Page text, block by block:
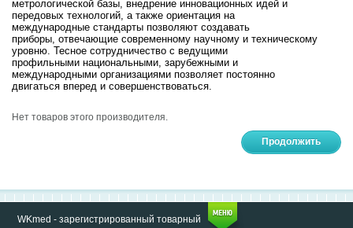
метрологической базы, внедрение инновационных идей и
передовых технологий, а также ориентация на
международные стандарты позволяют создавать
приборы, отвечающие современному научному и техническому
уровню. Тесное сотрудничество с ведущими
профильными национальными, зарубежными и
международными организациями позволяет постоянно
двигаться вперед и совершенствоваться.
Нет товаров этого производителя.
Продолжить
WKmed - зарегистрированный товарный